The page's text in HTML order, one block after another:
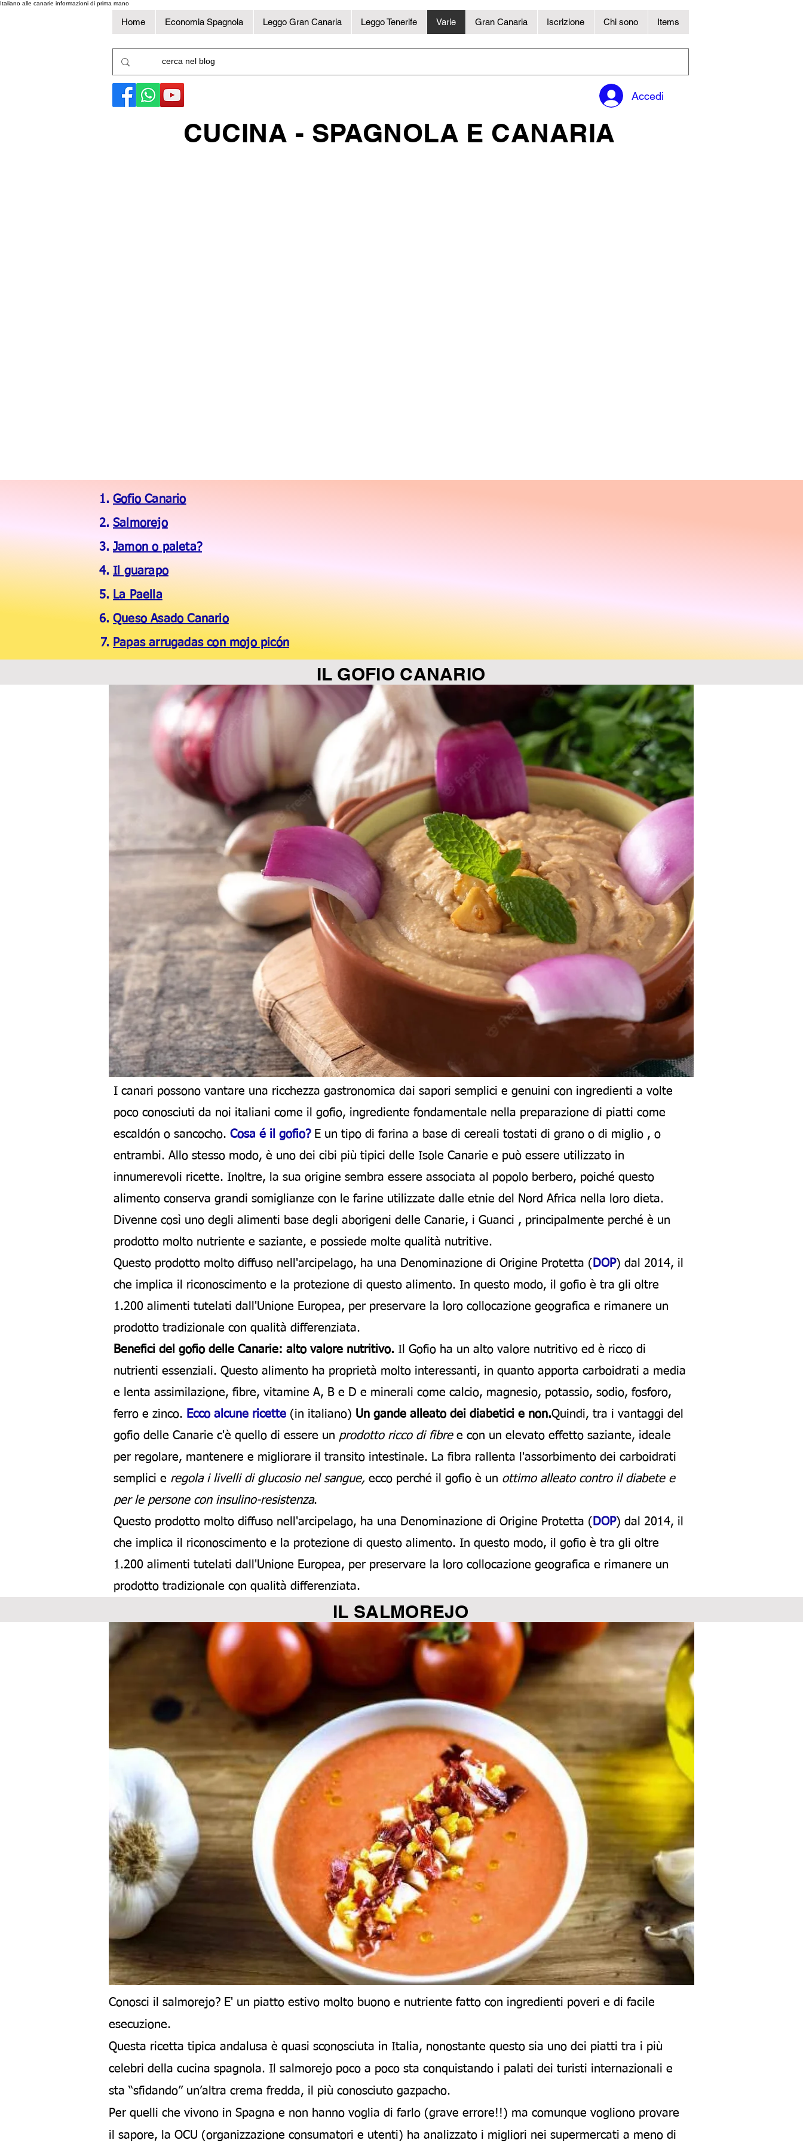
Italiano alle canarie informazioni di prima mano
Home Economia Spagnola Leggo Gran Canaria Leggo Tenerife Varie Gran Canaria Iscrizione Chi sono Items
Accedi
CUCINA - SPAGNOLA E CANARIA
Gofio Canario
Salmorejo
Jamon o paleta?
Il guarapo
La Paella
Queso Asado Canario
Papas arrugadas con mojo picón
IL GOFIO CANARIO
I canari possono vantare una ricchezza gastronomica dai sapori semplici e genuini con ingredienti a volte
poco conosciuti da noi italiani come il gofio, ingrediente fondamentale nella preparazione di piatti come
escaldón o sancocho. Cosa é il gofio? E un tipo di farina a base di cereali tostati di grano o di miglio , o
entrambi. Allo stesso modo, è uno dei cibi più tipici delle Isole Canarie e può essere utilizzato in
innumerevoli ricette. Inoltre, la sua origine sembra essere associata al popolo berbero, poiché questo
alimento conserva grandi somiglianze con le farine utilizzate dalle etnie del Nord Africa nella loro dieta.
Divenne così uno degli alimenti base degli aborigeni delle Canarie, i Guanci , principalmente perché è un
prodotto molto nutriente e saziante, e possiede molte qualità nutritive.
Questo prodotto molto diffuso nell'arcipelago, ha una Denominazione di Origine Protetta ( DOP) dal 2014, il
che implica il riconoscimento e la protezione di questo alimento. In questo modo, il gofio è tra gli oltre
1.200 alimenti tutelati dall'Unione Europea, per preservare la loro collocazione geografica e rimanere un
prodotto tradizionale con qualità differenziata.
Benefici del gofio delle Canarie: alto valore nutritivo. Il Gofio ha un alto valore nutritivo ed è ricco di
nutrienti essenziali. Questo alimento ha proprietà molto interessanti, in quanto apporta carboidrati a media
e lenta assimilazione, fibre, vitamine A, B e D e minerali come calcio, magnesio, potassio, sodio, fosforo,
ferro e zinco. Ecco alcune ricette (in italiano) Un gande alleato dei diabetici e non.Quindi, tra i vantaggi del
gofio delle Canarie c'è quello di essere un prodotto ricco di fibre e con un elevato effetto saziante, ideale
per regolare, mantenere e migliorare il transito intestinale. La fibra rallenta l'assorbimento dei carboidrati
semplici e regola i livelli di glucosio nel sangue, ecco perché il gofio è un ottimo alleato contro il diabete e
per le persone con insulino-resistenza.
Questo prodotto molto diffuso nell'arcipelago, ha una Denominazione di Origine Protetta ( DOP) dal 2014, il
che implica il riconoscimento e la protezione di questo alimento. In questo modo, il gofio è tra gli oltre
1.200 alimenti tutelati dall'Unione Europea, per preservare la loro collocazione geografica e rimanere un
prodotto tradizionale con qualità differenziata.
IL SALMOREJO
Conosci il salmorejo? E' un piatto estivo molto buono e nutriente fatto con ingredienti poveri e di facile
esecuzione.
Questa ricetta tipica andalusa è quasi sconosciuta in Italia, nonostante questo sia uno dei piatti tra i più
celebri della cucina spagnola. Il salmorejo poco a poco sta conquistando i palati dei turisti internazionali e
sta “sfidando” un’altra crema fredda, il più conosciuto gazpacho.
Per quelli che vivono in Spagna e non hanno voglia di farlo (grave errore!!) ma comunque vogliono provare
il sapore, la OCU (organizzazione consumatori e utenti) ha analizzato i migliori nei supermercati a meno di